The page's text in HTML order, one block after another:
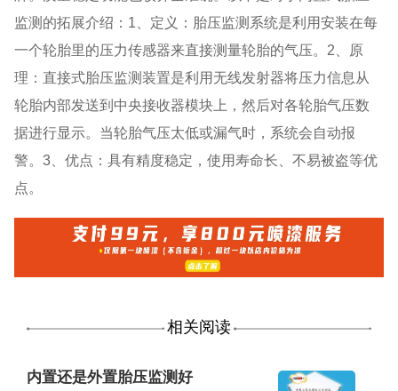
监测的拓展介绍：1、定义：胎压监测系统是利用安装在每
一个轮胎里的压力传感器来直接测量轮胎的气压。2、原
理：直接式胎压监测装置是利用无线发射器将压力信息从
轮胎内部发送到中央接收器模块上，然后对各轮胎气压数
据进行显示。当轮胎气压太低或漏气时，系统会自动报
警。3、优点：具有精度稳定，使用寿命长、不易被盗等优
点。
相关阅读
内置还是外置胎压监测好